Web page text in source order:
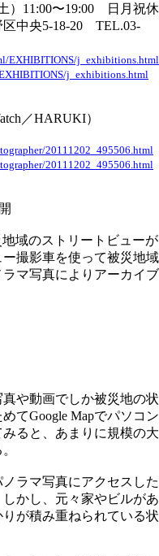
）11:00〜19:00 日月祝休
区中央5-18-20 TEL.03-
EXHIBITIONS/j_exhibitions.html
j_exhibitions.html
／HARUKI）
20111202_495506.html
20111202_495506.html
域のストリートビューが
撮影車を使って被災地域
マ写真によりアーカイブ
や動画でしか被災地の状
てGoogle Mapでパソコン
ると、あまりに規模の大
ラマ写真にアクセスした
かし、元々家やビルがあ
が積み重ねられている状